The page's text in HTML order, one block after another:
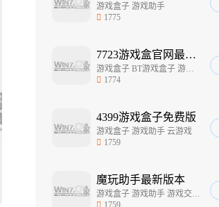
游戏盒子 游戏助手
1775
7723游戏盒官网最新版
游戏盒子 BT游戏盒子 游戏交易平台
1774
4399游戏盒子免费版
游戏盒子 游戏助手 云游戏
1759
魔玩助手最新版本
游戏盒子 游戏助手 游戏交易平台
1759